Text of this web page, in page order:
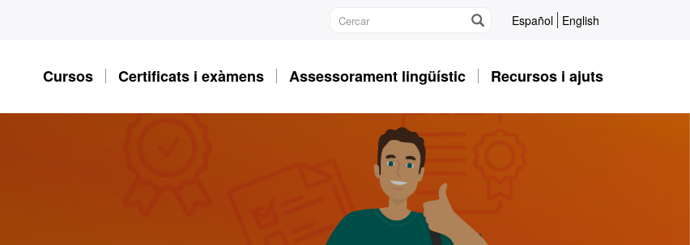
Español English
Cursos Certificats i exàmens Assessorament lingüístic Recursos i ajuts